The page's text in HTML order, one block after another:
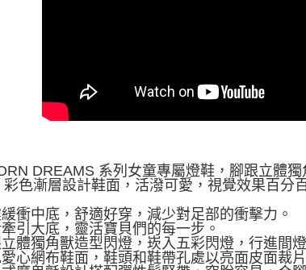
DREAMS 系列女童專屬燈鞋，腳跟立體
彩色漸層設計鞋面，活潑可愛，視覺效果百分
衝中底，舒適好穿，減少對足部的衝擊力。
引大底，靈活寶貝們的每一步。
體獨角獸造型閃燈，崁入五彩閃燈，行進間
心網布鞋面，鞋頭和鞋帶孔處以亮面皮面裁